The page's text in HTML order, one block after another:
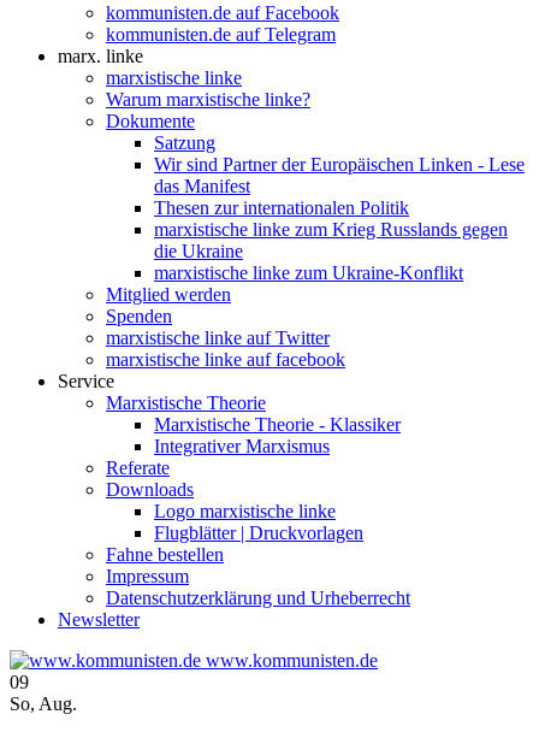
kommunisten.de auf Facebook
kommunisten.de auf Telegram
marx. linke
marxistische linke
Warum marxistische linke?
Dokumente
Satzung
Wir sind Partner der Europäischen Linken - Lese
das Manifest
Thesen zur internationalen Politik
marxistische linke zum Krieg Russlands gegen
die Ukraine
marxistische linke zum Ukraine-Konflikt
Mitglied werden
Spenden
marxistische linke auf Twitter
marxistische linke auf facebook
Service
Marxistische Theorie
Marxistische Theorie - Klassiker
Integrativer Marxismus
Referate
Downloads
Logo marxistische linke
Flugblätter | Druckvorlagen
Fahne bestellen
Impressum
Datenschutzerklärung und Urheberrecht
Newsletter
www.kommunisten.de
09
So, Aug.